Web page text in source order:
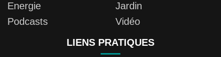
Energie
Jardin
Podcasts
Vidéo
LIENS PRATIQUES